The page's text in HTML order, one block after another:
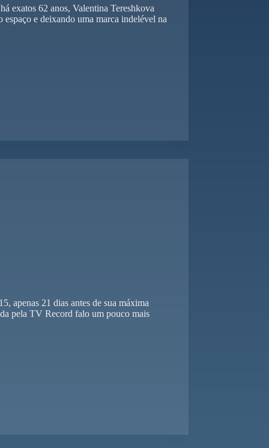
exatos 62 anos, Valentina Tereshkova
e deixando uma marca indelével na
apenas 21 dias antes de sua máxima
pela TV Record falo um pouco mais